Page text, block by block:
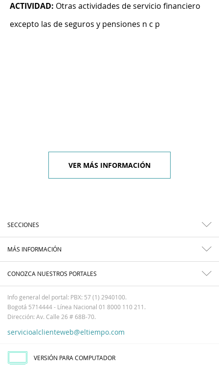
ACTIVIDAD: Otras actividades de servicio financiero
excepto las de seguros y pensiones n c p
VER MÁS INFORMACIÓN
SECCIONES
MÁS INFORMACIÓN
CONOZCA NUESTROS PORTALES
Info general del portal: PBX: 57 (1) 2940100.
Bogotá 5714444 - Línea Nacional 01 8000 110 211.
Dirección: Av. Calle 26 # 68B-70.
servicioalclienteweb@eltiempo.com
VERSIÓN PARA COMPUTADOR